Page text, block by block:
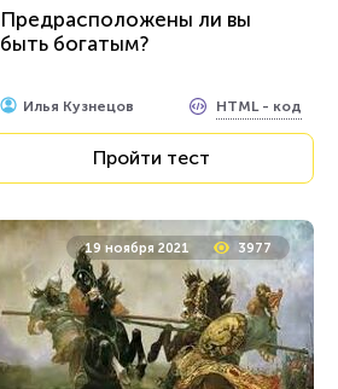
Предрасположены ли вы
быть богатым?
Илья Кузнецов HTML - код
Пройти тест
19 ноября 2021 3977